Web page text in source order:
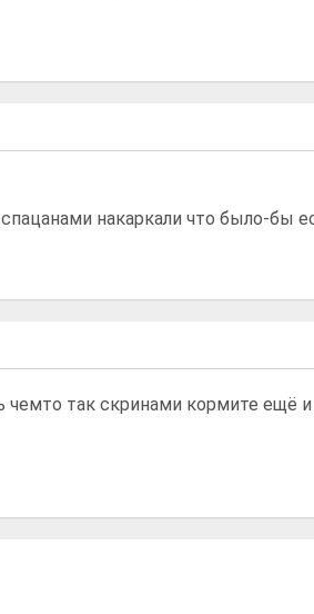
накаркали что было-
так скринами кормите ещё и